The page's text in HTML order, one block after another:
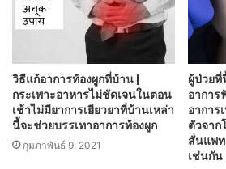
วิธีแก้อาการท้องผูกที่บ้าน |
กระเพาะอาหารไม่ชัดเจนในตอน
เช้าไม่มียาการเยียวยาที่บ้านเหล่า
นี้จะช่วยบรรเทาอาการท้องผูก
กุมภาพันธ์ 9, 2021
ผู้ป่วย
อากา
อาการ
ตัวจา
สั่นแพท
เช่นกัน